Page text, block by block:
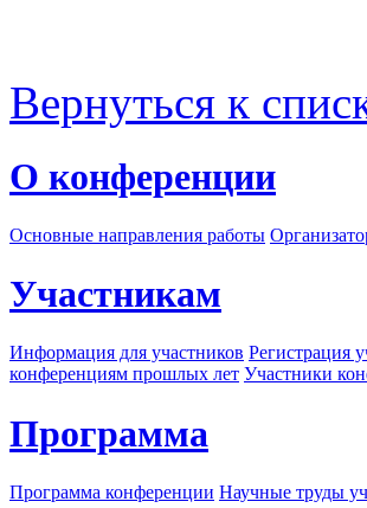
Вернуться к
О конференции
Основные направления работы
Участникам
Информация для участников Регистрация
конференциям прошлых лет Участники
Программа
Программа конференции Научные труды